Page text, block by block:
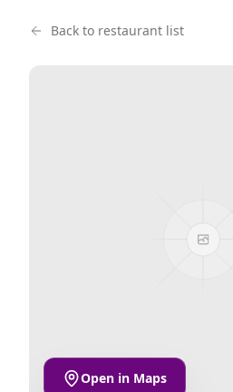
Back to restaurant list
Open in Maps